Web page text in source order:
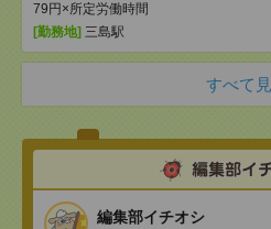
79円×所定労働時間
[勤務地] 三島駅
すべて
編集部イチオシ